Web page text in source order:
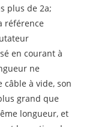
plus de 2a;
référence
en courant à
ne
câble à vide, son
grand que
longueur, et